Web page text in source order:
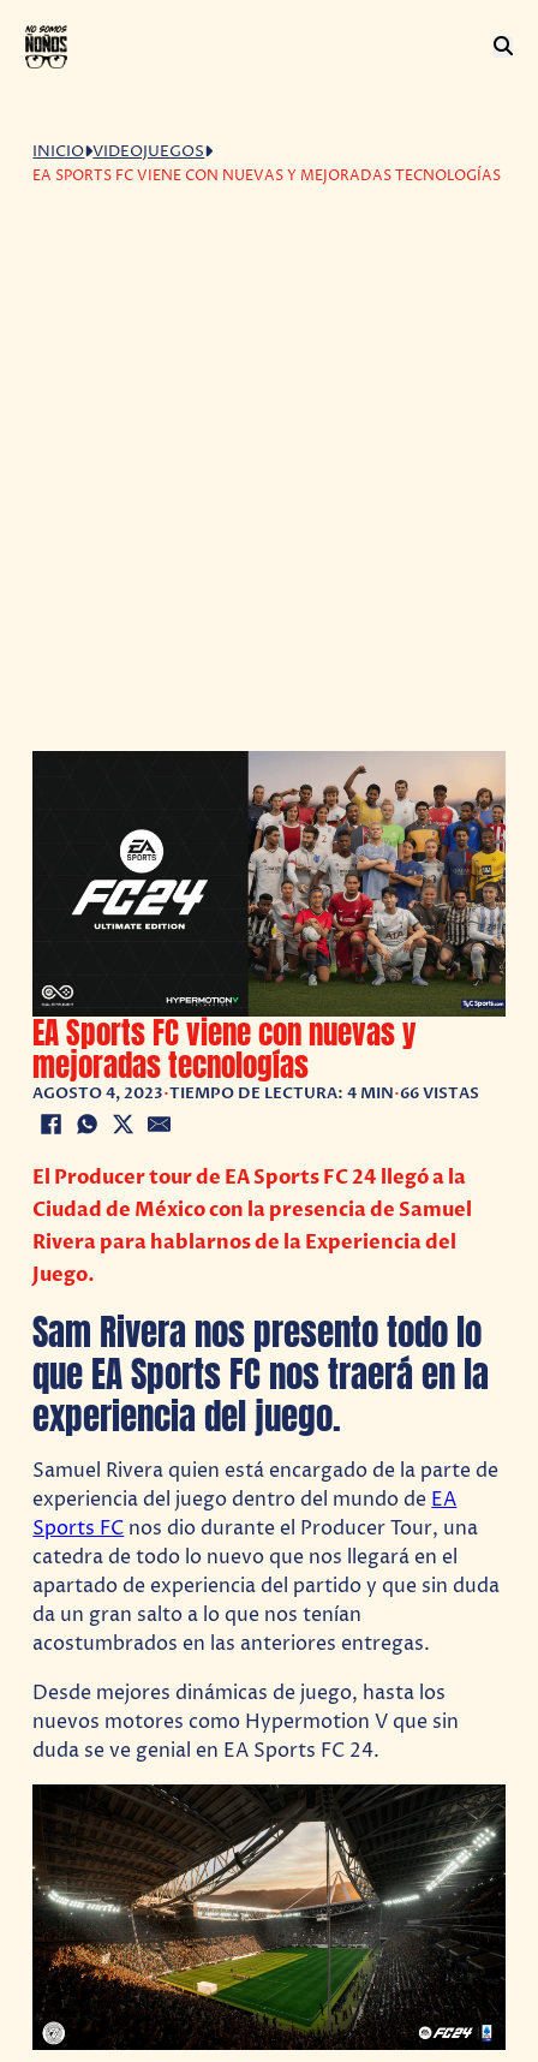
INICIO VIDEOJUEGOS
EA SPORTS FC VIENE CON NUEVAS Y MEJORADAS TECNOLOGÍAS
EA Sports FC viene con nuevas y
mejoradas tecnologías
AGOSTO 4, 2023•TIEMPO DE LECTURA: 4 MIN•66 VISTAS
El Producer tour de EA Sports FC 24 llegó a la
Ciudad de México con la presencia de Samuel
Rivera para hablarnos de la Experiencia del
Juego.
Sam Rivera nos presento todo lo
que EA Sports FC nos traerá en la
experiencia del juego.
Samuel Rivera quien está encargado de la parte de
experiencia del juego dentro del mundo deEA
Sports FCnos dio durante el Producer Tour, una
catedra de todo lo nuevo que nos llegará en el
apartado de experiencia del partido y que sin duda
da un gran salto a lo que nos tenían
acostumbrados en las anteriores entregas.
Desde mejores dinámicas de juego, hasta los
nuevos motores como Hypermotion V que sin
duda se ve genial en EA Sports FC 24.